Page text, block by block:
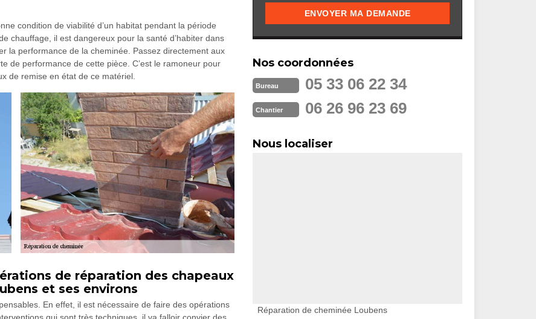
condition de viabilité d’un habitat pendant la période
chauffage, il est dangereux pour la santé d’habiter dans
la performance de la cheminée. Passez directement aux
de performance de cette pièce. C’est le ramoneur pour
de remise en état de ce matériel.
de réparation des chapeaux
et ses environs
En effet, il est nécessaire de faire des opérations
Nos coordonnées
Bureau 05 33 06 22 34
Chantier 06 26 96 23 69
Nous localiser
Réparation de cheminée Loubens